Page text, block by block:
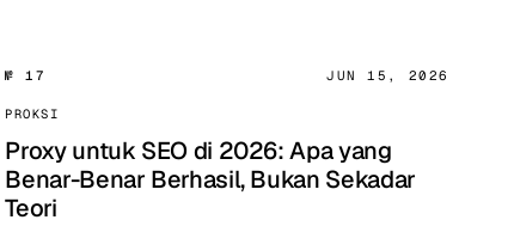
№ 17 JUN 15, 2026
PROKSI
Proxy untuk SEO di 2026: Apa yang
Benar-Benar Berhasil, Bukan Sekadar
Teori